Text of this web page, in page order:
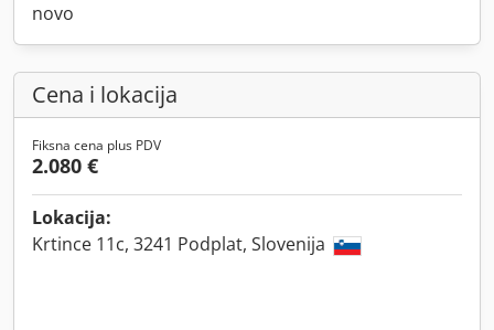
novo
Cena i lokacija
Fiksna cena plus PDV
2.080 €
Lokacija:
Krtince 11c, 3241 Podplat, Slovenija